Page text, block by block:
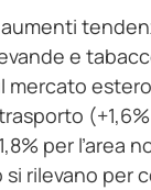
e
(+1,6%
per l’area
rilevano per